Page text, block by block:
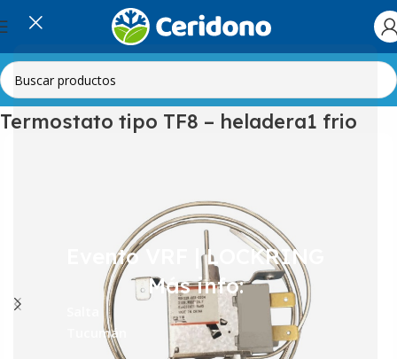
Evento VRF | LOCKRING
Más info:
Tucumán
Inicio Línea Blanca Heladeras Termostatos
Termostato tipo TF8 – heladera1 frio